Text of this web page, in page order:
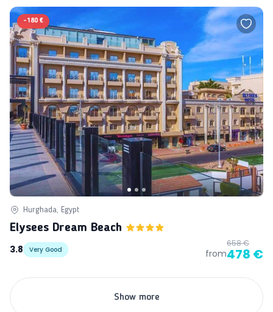
-180 €
Hurghada, Egypt
Elysees Dream Beach
3.8
Very Good from
658 €
478 €
Show more